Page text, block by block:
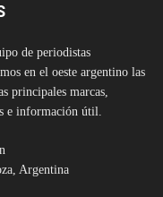
de periodistas
en el oeste argentino las
principales marcas,
e información útil.
Argentina